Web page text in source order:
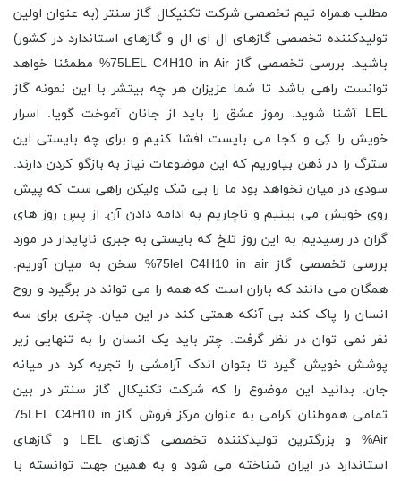
مطلب همراه تیم تخصصی شرکت تکنیکال گاز سنتر (به عنوان اولین
تولیدکننده تخصصی گازهای ال ای ال و گازهای استاندارد در کشور)
باشید. بررسی تخصصی گاز 75LEL C4H10 in Air% مطمئنا خواهد
توانست راهی باشد تا شما عزیزان هر چه بیتشر با این نمونه گاز
LEL آشنا شوید. رموز عشق را باید از جانان آموخت گویا. اسرار
خویش را کِی و کجا می بایست افشا کنیم و برای چه بایستی این
سترگ را در ذهن بیاوریم که این موضوعات نیاز به بازگو کردن دارند.
سودی در میان نخواهد بود ما را بی شک ولیکن راهی ست که پیش
روی خویش می بینیم و ناچاریم به ادامه دادن آن. از پسِ روز های
گران در رسیدیم به این روز تلخ که بایستی به جبری ناپایدار در مورد
بررسی تخصصی گاز 75lel C4H10 in air% سخن به میان آوریم.
همگان می دانند که باران است که همه را می تواند در برگیرد و روح
انسان را پاک کند بی آنکه همتی کند در این میان. چتری برای سه
نفر نمی توان در نظر گرفت. چتر باید یک انسان را به تنهایی زیر
پوشش خویش گیرد تا بتوان اندک آرامشی را تجربه کرد در میانه
جان. بدانید این موضوع را که شرکت تکنیکال گاز سنتر در بین
تمامی هموطنان کرامی به عنوان مرکز فروش گاز 75LEL C4H10 in
Air% و بزرگترین تولیدکننده تخصصی گازهای LEL و گازهای
استاندارد در ایران شناخته می شود و به همین جهت توانسته با